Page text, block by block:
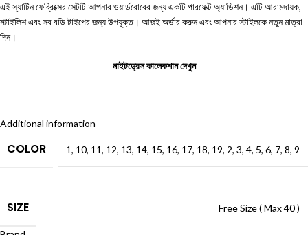
এই স্যাটিন ফেব্রিক্সের সেটটি আপনার ওয়ার্ডরোবের জন্য একটি পারফেক্ট অ্যাডিশন। এটি আরামদায়ক,
স্টাইলিশ এবং সব বডি টাইপের জন্য উপযুক্ত। আজই অর্ডার করুন এবং আপনার স্টাইলকে নতুন মাত্রা
দিন।
নাইটড্রেস কালেকশান দেখুন
Additional information
COLOR 1, 10, 11, 12, 13, 14, 15, 16, 17, 18, 19, 2, 3, 4, 5, 6, 7, 8, 9
SIZE Free Size ( Max 40 )